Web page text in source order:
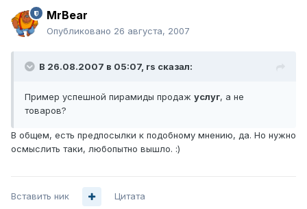
MrBear
Опубликовано 26 августа, 2007
В 26.08.2007 в 05:07, rs сказал:
Пример успешной пирамиды продаж услуг, а не
товаров?
В общем, есть предпосылки к подобному мнению, да. Но нужно
осмыслить таки, любопытно вышло. :)
Вставить ник Цитата